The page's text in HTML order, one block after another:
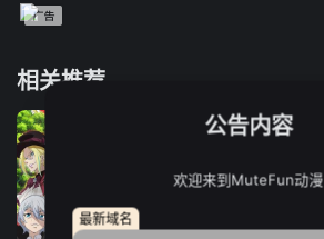
相关推荐
公告内容
欢迎来到MuteFun动漫
最新域名